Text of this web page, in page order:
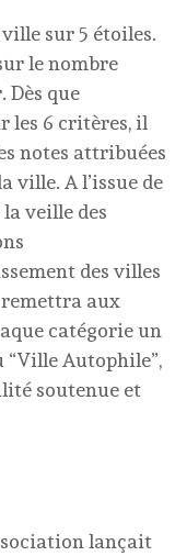
sur 5 étoiles.
le nombre
Dès que
les 6 critères, il
notes attribuées
ville. A l’issue de
veille des
des villes
aux
catégorie un
Autophile”,
soutenue et
lançait